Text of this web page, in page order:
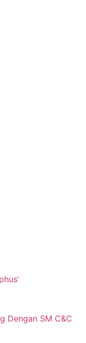
Dengan SM C&C